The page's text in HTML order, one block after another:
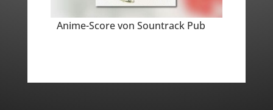
Anime-Score von Sountrack Pub